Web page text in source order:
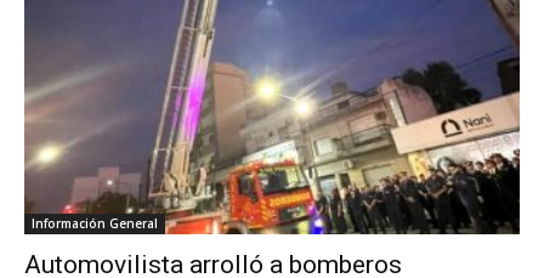
Información General
Automovilista arrolló a bomberos